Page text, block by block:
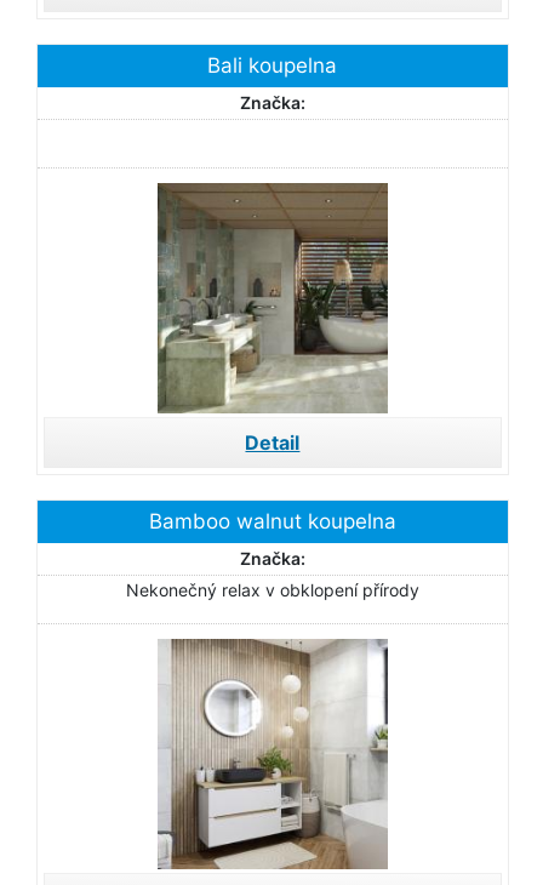
Bali koupelna
Značka:
Detail
Bamboo walnut koupelna
Značka:
Nekonečný relax v obklopení přírody